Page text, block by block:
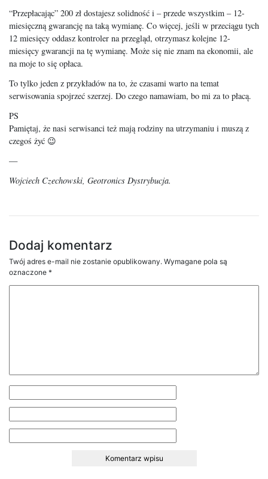
“Przepłacając” 200 zł dostajesz solidność i – przede wszystkim – 12-
miesięczną gwarancję na taką wymianę. Co więcej, jeśli w przeciągu tych
12 miesięcy oddasz kontroler na przegląd, otrzymasz kolejne 12-
miesięcy gwarancji na tę wymianę. Może się nie znam na ekonomii, ale
na moje to się opłaca.
To tylko jeden z przykładów na to, że czasami warto na temat
serwisowania spojrzeć szerzej. Do czego namawiam, bo mi za to płacą.
PS
Pamiętaj, że nasi serwisanci też mają rodziny na utrzymaniu i muszą z
czegoś żyć 😉
—
Wojciech Czechowski, Geotronics Dystrybucja.
Dodaj komentarz
Twój adres e-mail nie zostanie opublikowany. Wymagane pola są
oznaczone *